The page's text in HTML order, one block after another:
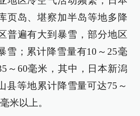
页岛、堪察加半岛等地多降
普遍有大到暴雪，部分地区
雪；累计降雪量有10～25毫
～60毫米，其中，日本新潟
县等地累计降雪量可达75～
米以上。